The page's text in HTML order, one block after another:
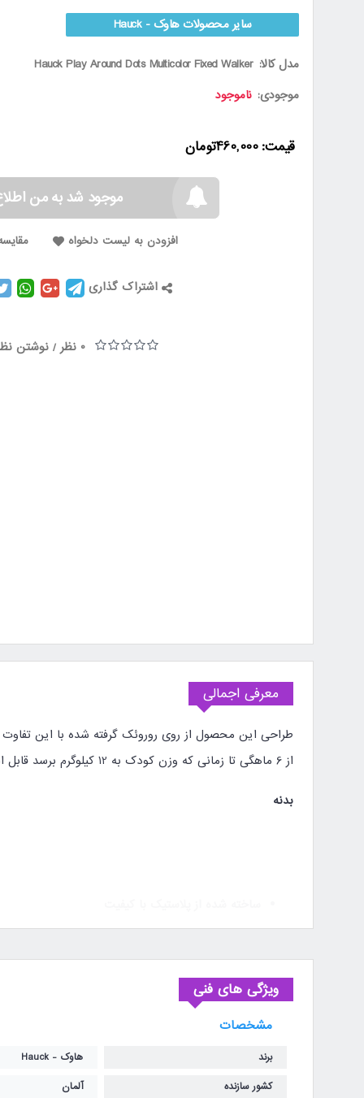
سایر محصولات هاوک - Hauck
مدل کالا: Hauck Play Around Dots Multicolor Fixed Walker
موجودی: ناموجود
قیمت: 460,000تومان
موجود شد به من
افزودن به لیست دلخواه
اشتراک گذاری
0 نظر /نوشتن
معرفی اجمالی
طراحی این محصول از روی روروئک گرفته شده با این
از 6 ماهگی تا زمانی که وزن کودک به 12 کیلوگرم برسد قابل استفاده می باشد.
بدنه
ابعاد : 45 × 68 × 69 سانتی‌متر
ارتفاع قابل تنظیم است.
ویژگی های فنی
مشخصات
برند
هاوک - Hauck
کشور سازنده
آلمان